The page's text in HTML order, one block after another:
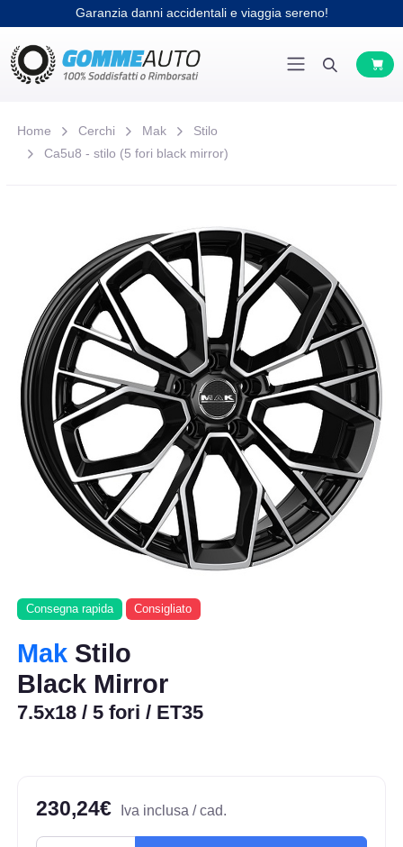
Garanzia danni accidentali e viaggia sereno!
Home Cerchi Mak
Stilo
Ca5u8 - stilo (5 fori black mirror)
Consegna rapida Consigliato
Mak Stilo
Black Mirror
7.5x18 / 5 fori / ET35
230,24€ Iva inclusa / cad.